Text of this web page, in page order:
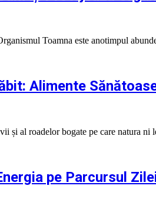
Toamna este anotimpul
Alimente
și al roadelor bogate pe care natura
pe Parcursul